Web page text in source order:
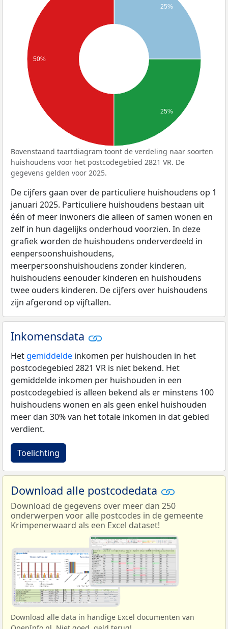
25%
50%
25%
Bovenstaand taartdiagram toont de verdeling naar soorten
huishoudens voor het postcodegebied 2821 VR. De
gegevens gelden voor 2025.
De cijfers gaan over de particuliere huishoudens op 1
januari 2025. Particuliere huishoudens bestaan uit
één of meer inwoners die alleen of samen wonen en
zelf in hun dagelijks onderhoud voorzien. In deze
grafiek worden de huishoudens onderverdeeld in
eenpersoonshuishoudens,
meerpersoonshuishoudens zonder kinderen,
huishoudens eenouder kinderen en huishoudens
twee ouders kinderen. De cijfers over huishoudens
zijn afgerond op vijftallen.
Inkomensdata
Het gemiddelde inkomen per huishouden in het
postcodegebied 2821 VR is niet bekend. Het
gemiddelde inkomen per huishouden in een
postcodegebied is alleen bekend als er minstens 100
huishoudens wonen en als geen enkel huishouden
meer dan 30% van het totale inkomen in dat gebied
verdient.
Toelichting
Download alle postcodedata
Download de gegevens over meer dan 250
onderwerpen voor alle postcodes in de gemeente
Krimpenerwaard als een Excel dataset!
Download alle data in handige Excel documenten van